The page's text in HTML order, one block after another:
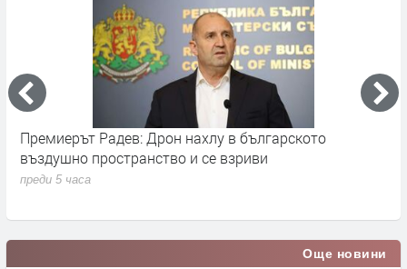
Премиерът Радев: Дрон нахлу в българското
въздушно пространство и се взриви
преди 5 часа
Още новини